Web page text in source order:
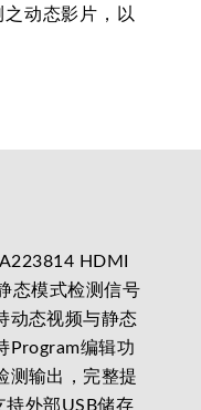
动态影片，以
HDMI
态模式检测信号
动态视频与静态
Program编辑功
测输出，完整提
持外部USB储存